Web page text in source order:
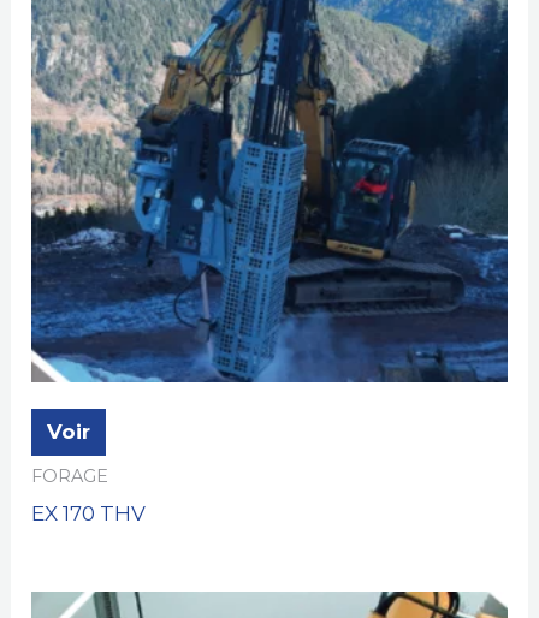
Voir
FORAGE
EX 170 THV